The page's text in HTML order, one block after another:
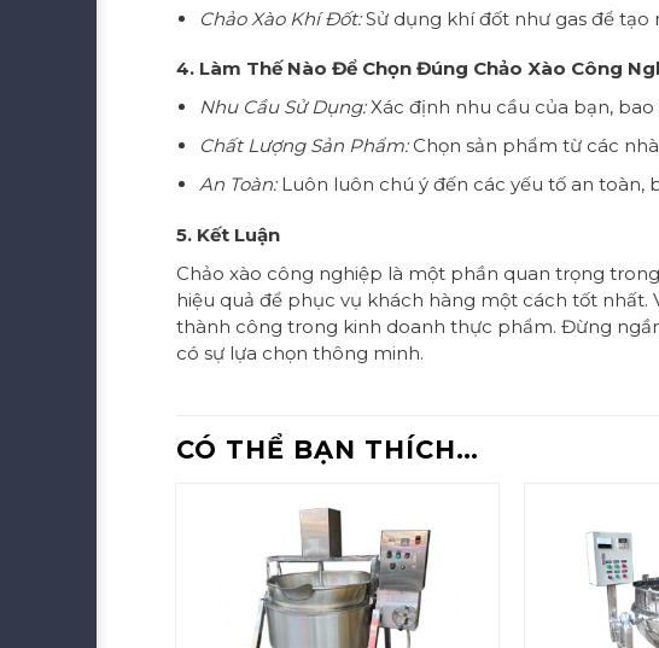
Chảo Xào Khí Đốt:Sử dụng khí đốt như gas để tạo
4. Làm Thế Nào Để Chọn Đúng Chảo Xào Công
Nhu Cầu Sử Dụng:Xác định nhu cầu của bạn,
Chất Lượng Sản Phẩm:Chọn sản phẩm từ các
An Toàn:Luôn luôn chú ý đến các yếu tố an toàn,
5. Kết Luận
Chảo xào công nghiệp là một phần quan trọng
hiệu quả để phục vụ khách hàng một cách tốt
thành công trong kinh doanh thực phẩm. Đừng
có sự lựa chọn thông minh.
CÓ THỂ BẠN THÍCH…